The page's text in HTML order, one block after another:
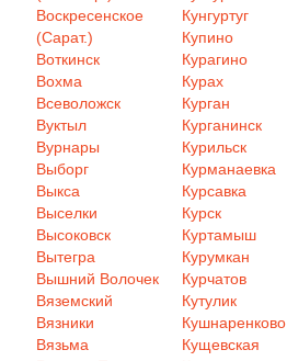
Воскресенское
(Сарат.)
Воткинск
Вохма
Всеволожск
Вуктыл
Вурнары
Выборг
Выкса
Выселки
Высоковск
Вытегра
Вышний Волочек
Вяземский
Вязники
Вязьма
Кунгуртуг
Купино
Курагино
Курах
Курган
Курганинск
Курильск
Курманаевка
Курсавка
Курск
Куртамыш
Курумкан
Курчатов
Кутулик
Кушнаренково
Кущевская